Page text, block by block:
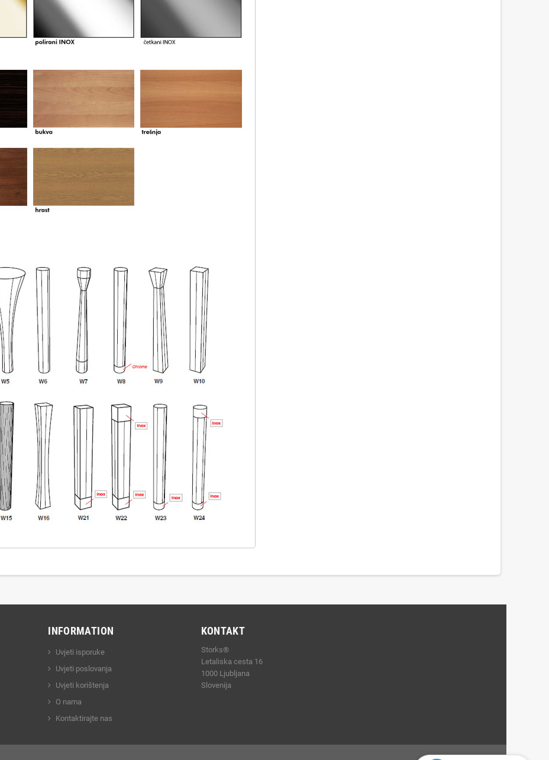
INFORMATION
Uvjeti isporuke
Uvjeti poslovanja
Uvjeti korištenja
O nama
Kontaktirajte nas
KONTAKT
Storks®
Letaliska cesta 16
1000 Ljubljana
Slovenija